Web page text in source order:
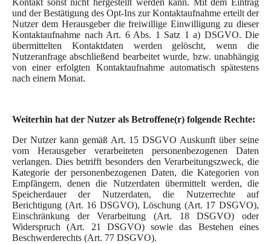
Kontakt sonst nicht hergestellt werden kann. Mit dem Eintrag
und der Bestätigung des Opt-Ins zur Kontaktaufnahme erteilt der
Nutzer dem Herausgeber die freiwillige Einwilligung zu dieser
Kontaktaufnahme nach Art. 6 Abs. 1 Satz 1 a) DSGVO. Die
übermittelten Kontaktdaten werden gelöscht, wenn die
Nutzeranfrage abschließend bearbeitet wurde, bzw. unabhängig
von einer erfolgten Kontaktaufnahme automatisch spätestens
nach einem Monat.
Weiterhin hat der Nutzer als Betroffene(r) folgende Rechte:
Der Nutzer kann gemäß Art. 15 DSGVO Auskunft über seine
vom Herausgeber verarbeiteten personenbezogenen Daten
verlangen. Dies betrifft besonders den Verarbeitungszweck, die
Kategorie der personenbezogenen Daten, die Kategorien von
Empfängern, denen die Nutzerdaten übermittelt werden, die
Speicherdauer der Nutzerdaten, die Nutzerrechte auf
Berichtigung (Art. 16 DSGVO), Löschung (Art. 17 DSGVO),
Einschränkung der Verarbeitung (Art. 18 DSGVO) oder
Widerspruch (Art. 21 DSGVO) sowie das Bestehen eines
Beschwerderechts (Art. 77 DSGVO).